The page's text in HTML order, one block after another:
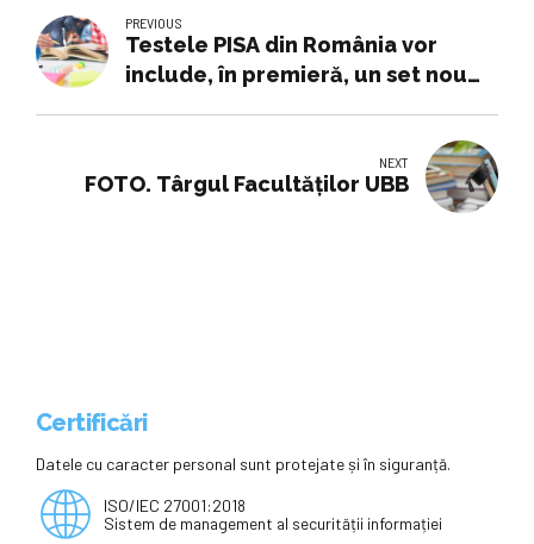
PREVIOUS
Testele PISA din România vor
include, în premieră, un set nou
NEXT
FOTO. Târgul Facultăților UBB
Certificări
Datele cu caracter personal sunt protejate și în siguranță.
ISO/IEC 27001:2018
Sistem de management al securității informației